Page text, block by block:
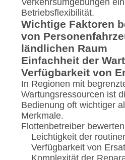
Verkehrsumgebungen
Betriebsflexibilität.
Wichtige Faktoren
von
ländlichen Raum
Einfachheit der
Verfügbarkeit von
In Regionen mit
Wartungsressourcen ist
Bedienung oft wichtiger
Merkmale.
Flottenbetreiber
Leichtigkeit der
Verfügbarkeit von